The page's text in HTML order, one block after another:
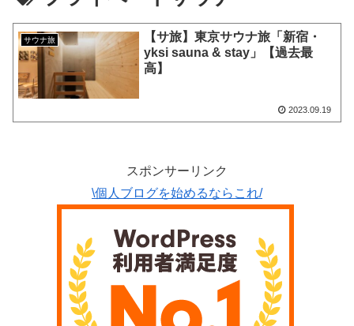
サウナ旅
【サ旅】東京サウナ旅「新宿・
yksi sauna & stay」【過去最
高】
2023.09.19
スポンサーリンク
\個人ブログを始めるならこれ/